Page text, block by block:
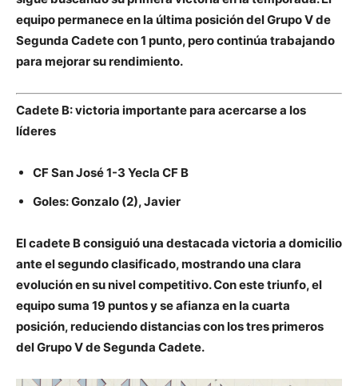
equipo permanece en la última posición del Grupo V de
Segunda Cadete con 1 punto, pero continúa trabajando
para mejorar su rendimiento.
Cadete B: victoria importante para acercarse a los
líderes
CF San José 1-3 Yecla CF B
Goles: Gonzalo (2), Javier
El cadete B consiguió una destacada victoria a domicilio
ante el segundo clasificado, mostrando una clara
evolución en su nivel competitivo. Con este triunfo, el
equipo suma 19 puntosy se afianza en la cuarta
posición, reduciendo distancias con los tres primeros
del Grupo V de Segunda Cadete.